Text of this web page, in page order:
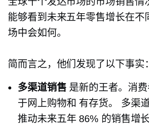
能够看到未来五年零售增长在不
场中会如何。
简而言之，他们发现了以下事实：
多渠道销售 是新的王者。消
于网上购物和 有存货。
多渠
推动未来五年 86% 的销售增长